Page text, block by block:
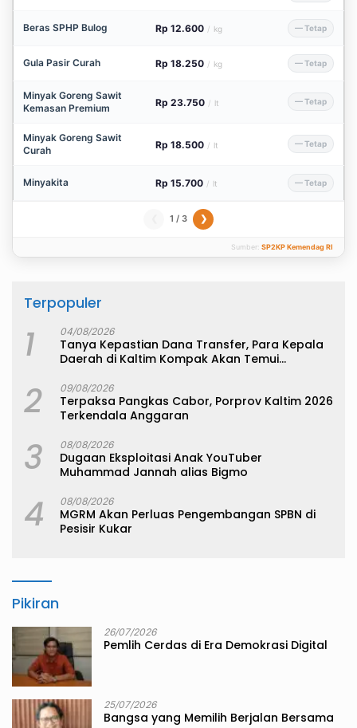
Beras SPHP Bulog Rp 12.600 / kg — Tetap
Gula Pasir Curah Rp 18.250 / kg — Tetap
Minyak Goreng Sawit
Kemasan Premium
Rp 23.750 / lt — Tetap
Minyak Goreng Sawit
Curah
Rp 18.500 / lt — Tetap
Minyakita Rp 15.700 / lt — Tetap
1 / 3 ❯
Sumber: SP2KP Kemendag RI
Terpopuler
1 04/08/2026
Tanya Kepastian Dana Transfer, Para Kepala
Daerah di Kaltim Kompak Akan Temui
2 09/08/2026
Terpaksa Pangkas Cabor, Porprov Kaltim 2026
Terkendala Anggaran
3 08/08/2026
Dugaan Eksploitasi Anak YouTuber
Muhammad Jannah alias Bigmo
4 08/08/2026
MGRM Akan Perluas Pengembangan SPBN di
Pesisir Kukar
Pikiran
26/07/2026
Pemlih Cerdas di Era Demokrasi Digital
25/07/2026
Bangsa yang Memilih Berjalan Bersama